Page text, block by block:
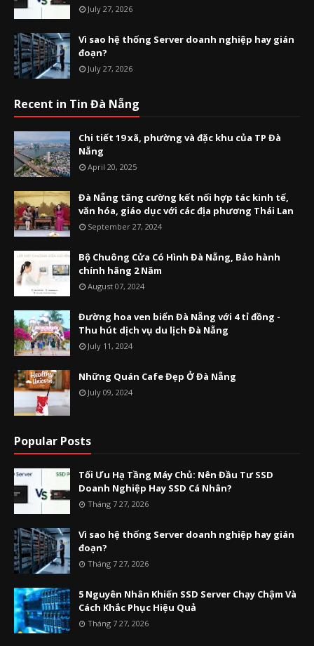
July 27, 2026
Vì sao hệ thống Server doanh nghiệp hay gián
đoạn?
July 27, 2026
Recent in Tin Đà Nẵng
Chi tiết 19 xã, phường và đặc khu của TP Đà
Nẵng
April 20, 2025
Đà Nẵng tăng cường kết nối hợp tác kinh tế,
văn hóa, giáo dục với các địa phương Thái Lan
September 27, 2024
Bộ Chuông Cửa Có Hình Đà Nẵng, Bảo hành
chính hãng 2 Năm
August 07, 2024
Đường hoa ven biển Đà Nẵng với 4 tỉ đồng -
Thu hút dịch vụ du lịch Đà Nẵng
July 11, 2024
Những Quán Cafe Đẹp Ở Đà Nẵng
July 09, 2024
Popular Posts
Tối Ưu Hạ Tầng Máy Chủ: Nên Đầu Tư SSD
Doanh Nghiệp Hay SSD Cá Nhân?
Tháng 7 27, 2026
Vì sao hệ thống Server doanh nghiệp hay gián
đoạn?
Tháng 7 27, 2026
5 Nguyên Nhân Khiến SSD Server Chạy Chậm Và
Cách Khắc Phục Hiệu Quả
Tháng 7 27, 2026